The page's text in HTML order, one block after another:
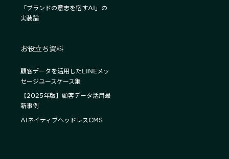
「ブランドの意志を宿すAI」の
実装論
お役立ち資料
顧客データを活用したLINEメッ
セージユースケース集
【2025年版】顧客データ活用最
新事例
AIネイティブヘッドレスCMS